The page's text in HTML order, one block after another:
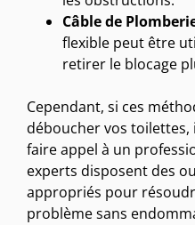
Câble de
flexible peut être
retirer le blocage
Cependant, si ces
déboucher vos
faire appel à un
experts disposent des
appropriés pour
problème sans